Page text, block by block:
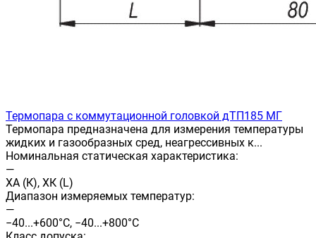
Термопара с коммутационной головкой дТП185 МГ
Термопара предназначена для измерения температуры
жидких и газообразных сред, неагрессивных к...
Номинальная статическая характеристика:
—
ХА (К), ХК (L)
Диапазон измеряемых температур:
—
−40...+600°С, −40...+800°С